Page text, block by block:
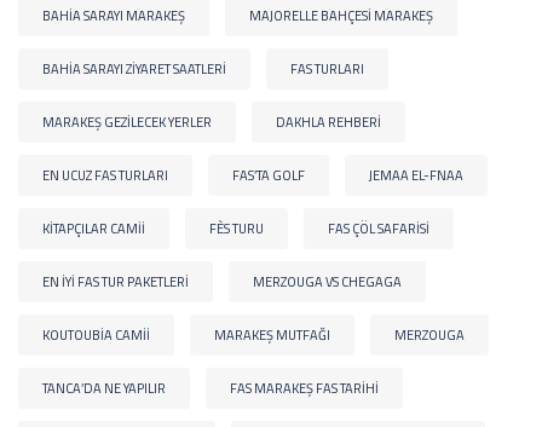
BAHIA SARAYI MARAKEŞ MAJORELLE BAHÇESI MARAKEŞ
BAHIA SARAYI ZIYARET SAATLERI FAS TURLARI
MARAKEŞ GEZILECEK YERLER DAKHLA REHBERI
EN UCUZ FAS TURLARI FAS’TA GOLF JEMAA EL-FNAA
KITAPÇILAR CAMII FÈS TURU FAS ÇÖL SAFARISI
EN IYI FAS TUR PAKETLERI MERZOUGA VS CHEGAGA
KOUTOUBIA CAMII MARAKEŞ MUTFAĞI MERZOUGA
TANCA’DA NE YAPILIR FAS MARAKEŞ FAS TARIHI